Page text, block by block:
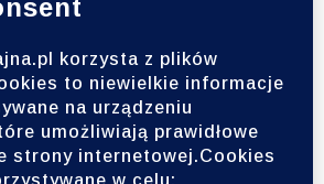
do naszego